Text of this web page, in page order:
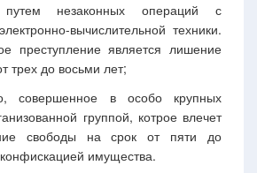
незаконных операций с
вычислительной техники.
преступление является лишение
трех до восьми лет;
совершенное в особо крупных
группой, котрое влечет
свободы на срок от пяти до
имущества.